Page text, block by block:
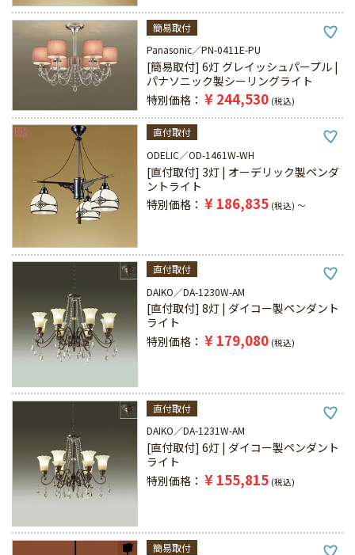
簡易取付
Panasonic
PN-0411E-PU
[簡易取付] 6灯 グレイッシュパープル |
パナソニック製シーリングライト
特別価格
¥ 244,530 税込
直付取付
ODELIC
OD-1461W-WH
[直付取付] 3灯 | オーデリック製ペンダ
ントライト
特別価格
¥ 186,835 税込 〜
直付取付
DAIKO
DA-1230W-AM
[直付取付] 8灯 | ダイコー製ペンダント
ライト
特別価格
¥ 179,080 税込
直付取付
DAIKO
DA-1231W-AM
[直付取付] 6灯 | ダイコー製ペンダント
ライト
特別価格
¥ 155,815 税込
簡易取付